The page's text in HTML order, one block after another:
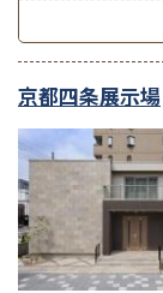
京都四条展示場